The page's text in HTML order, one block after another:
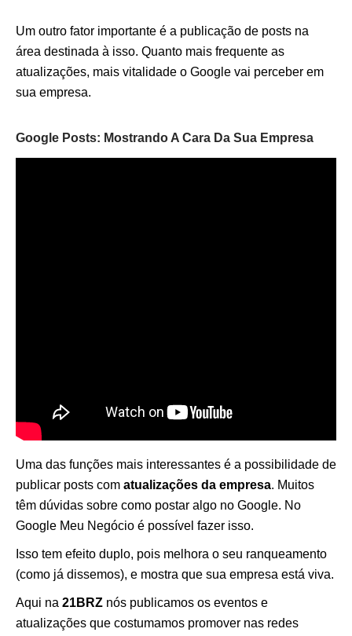
Um outro fator importante é a publicação de posts na
área destinada à isso. Quanto mais frequente as
atualizações, mais vitalidade o Google vai perceber em
sua empresa.
Google Posts: Mostrando A Cara Da Sua Empresa
Uma das funções mais interessantes é a possibilidade de
publicar posts com atualizações da empresa. Muitos
têm dúvidas sobre como postar algo no Google. No
Google Meu Negócio é possível fazer isso.
Isso tem efeito duplo, pois melhora o seu ranqueamento
(como já dissemos), e mostra que sua empresa está viva.
Aqui na 21BRZ nós publicamos os eventos e
atualizações que costumamos promover nas redes